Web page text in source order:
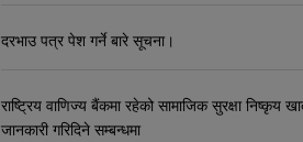
दरभाउ पत्र पेश गर्ने बारे सूचना।
राष्ट्रिय वाणिज्य बैंकमा रहेको सामाजिक सुरक्षा निष्कृय
जानकारी गरिदिने सम्बन्धमा